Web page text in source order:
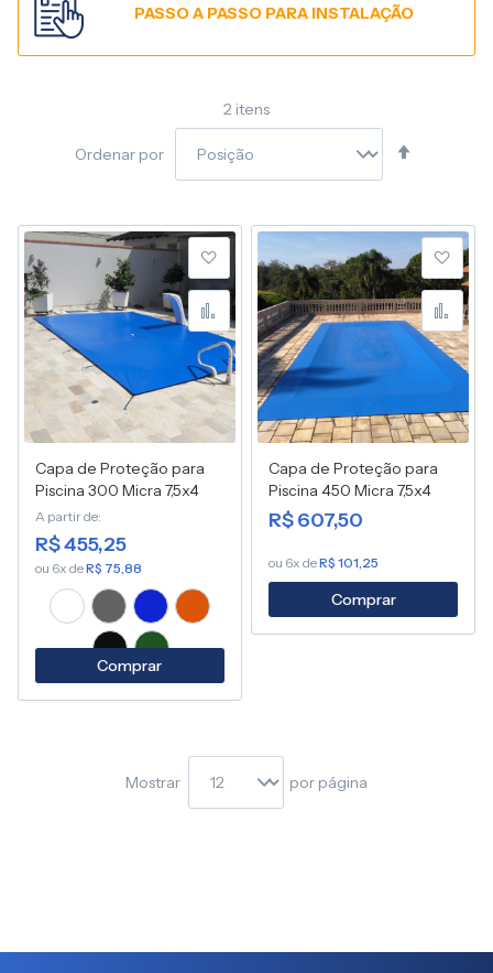
2 itens
Ordenar por
Capa de Proteção para
Piscina 300 Micra 7,5x4
A partir de
R$ 455,25
ou 6x deR$ 75,88
Comprar
Adicionar à lista de
Adicionar para
Capa de Proteção para
Piscina 450 Micra 7,5x4
R$ 607,50
ou 6x deR$ 101,25
Comprar
Mostrar por página
PASSO A PASSO PARA INSTALAÇÃO